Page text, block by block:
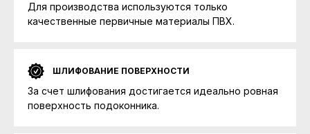
Для производства используются только
качественные первичные материалы ПВХ.
ШЛИФОВАНИЕ ПОВЕРХНОСТИ
За счет шлифования достигается идеально ровная
поверхность подоконника.